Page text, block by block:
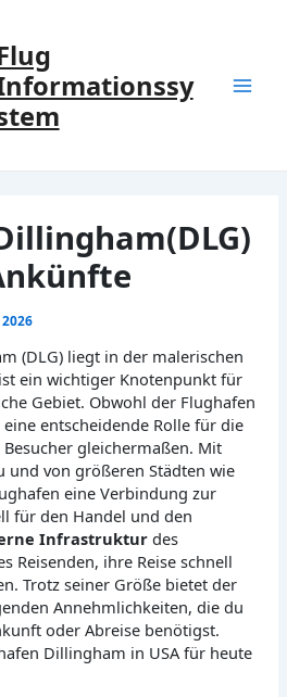
(DLG) liegt in der malerischen
ein wichtiger Knotenpunkt für
Gebiet. Obwohl der Flughafen
entscheidende Rolle für die
gleichermaßen. Mit
und von größeren Städten wie
eine Verbindung zur
für den Handel und den
Infrastruktur des
Reisenden, ihre Reise schnell
Trotz seiner Größe bietet der
Annehmlichkeiten, die du
oder Abreise benötigst.
Dillingham in USA für heute